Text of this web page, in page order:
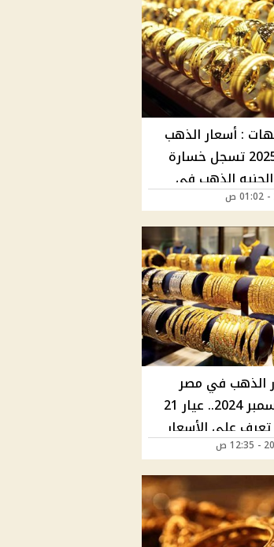
: أسعار الذهب
اليوم الثلاثاء 11-3-2025 تسجل خسارة
الذهب في
حدث للمعدن
الذهب في مصر
اليوم الجمعة 13 ديسمبر 2024.. عيار 21
على الأسعار